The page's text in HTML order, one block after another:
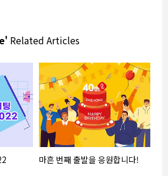
Related Articles
마흔 번째 출발을 응원합니다!